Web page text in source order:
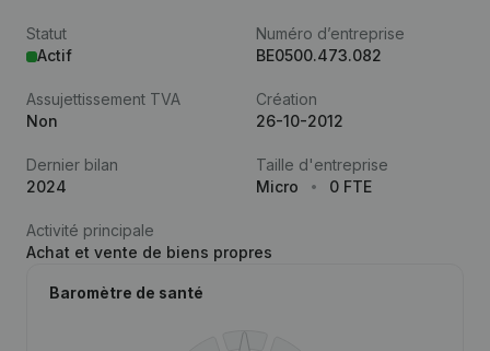
Statut
Actif
Numéro d’entreprise
BE0500.473.082
Assujettissement TVA
Non
Création
26-10-2012
Dernier bilan
2024
Taille d'entreprise
Micro
0 FTE
Activité principale
Achat et vente de biens propres
Baromètre de santé